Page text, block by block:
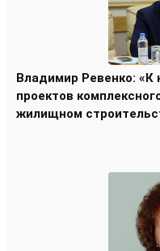
Владимир Ревенко: «К
проектов
жилищном